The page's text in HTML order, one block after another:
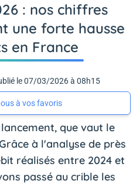
: nos chiffres
une forte hausse
en France
le 07/03/2026 à 08h15
à vos favoris
que vaut le
à l'analyse de près
réalisés entre 2024 et
passé au crible les